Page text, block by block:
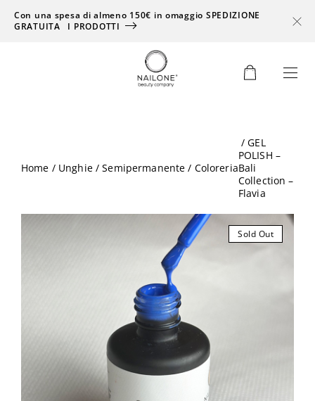
Con una spesa di almeno 150€ in omaggio SPEDIZIONE
GRATUITA
I PRODOTTI
Home / Unghie/Semipermanente / Coloreria
/ GEL
POLISH –
Bali
Collection –
Flavia
Sold Out